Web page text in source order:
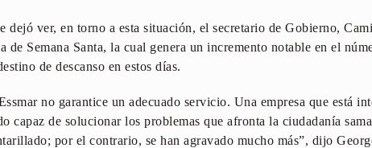
dejó ver, en torno a esta situación, el secretario de Gobierno,
de Semana Santa, la cual genera un incremento notable en el
de descanso en estos días.
no garantice un adecuado servicio. Una empresa que está
capaz de solucionar los problemas que afronta la ciudadanía
por el contrario, se han agravado mucho más”, dijo